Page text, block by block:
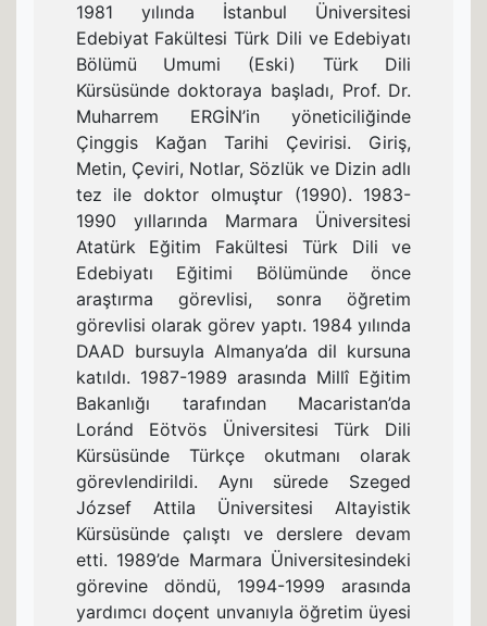
1981 yılında İstanbul Üniversitesi
Edebiyat Fakültesi Türk Dili ve Edebiyatı
Bölümü Umumi (Eski) Türk Dili
Kürsüsünde doktoraya başladı, Prof. Dr.
Muharrem ERGİN’in yöneticiliğinde
Çinggis Kağan Tarihi Çevirisi. Giriş,
Metin, Çeviri, Notlar, Sözlük ve Dizin adlı
tez ile doktor olmuştur (1990). 1983-
1990 yıllarında Marmara Üniversitesi
Atatürk Eğitim Fakültesi Türk Dili ve
Edebiyatı Eğitimi Bölümünde önce
araştırma görevlisi, sonra öğretim
görevlisi olarak görev yaptı. 1984 yılında
DAAD bursuyla Almanya’da dil kursuna
katıldı. 1987-1989 arasında Millî Eğitim
Bakanlığı tarafından Macaristan’da
Loránd Eötvös Üniversitesi Türk Dili
Kürsüsünde Türkçe okutmanı olarak
görevlendirildi. Aynı sürede Szeged
József Attila Üniversitesi Altayistik
Kürsüsünde çalıştı ve derslere devam
etti. 1989’de Marmara Üniversitesindeki
görevine döndü, 1994-1999 arasında
yardımcı doçent unvanıyla öğretim üyesi